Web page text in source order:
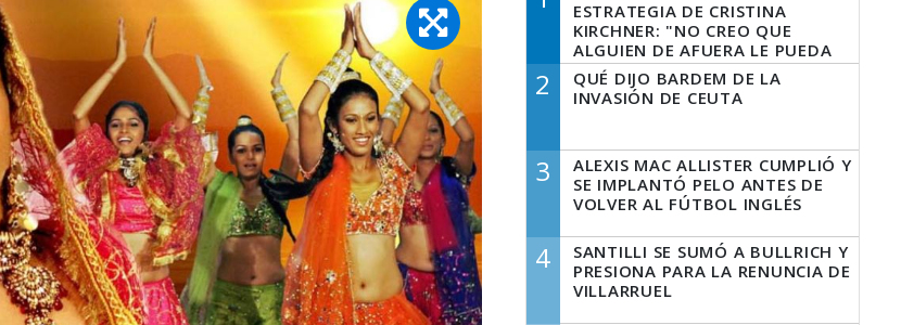
ESTRATEGIA DE CRISTINA
KIRCHNER: "NO CREO QUE
ALGUIEN DE AFUERA LE PUEDA
DECIR A LA JUSTICIA LO QUE
TIENE QUE HACER"
2
QUÉ DIJO BARDEM DE LA
INVASIÓN DE CEUTA
3
ALEXIS MAC ALLISTER CUMPLIÓ Y
SE IMPLANTÓ PELO ANTES DE
VOLVER AL FÚTBOL INGLÉS
4
SANTILLI SE SUMÓ A BULLRICH Y
PRESIONA PARA LA RENUNCIA DE
VILLARRUEL